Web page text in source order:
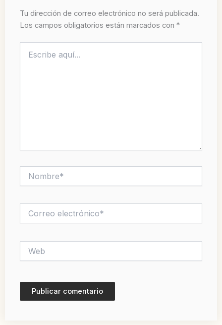
Tu dirección de correo electrónico no será publicada.
Los campos obligatorios están marcados con *
aquí...
electrónico*